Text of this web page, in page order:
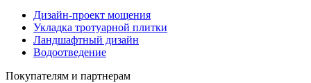
Дизайн-проект мощения
Укладка тротуарной плитки
Ландшафтный дизайн
Водоотведение
Покупателям и партнерам